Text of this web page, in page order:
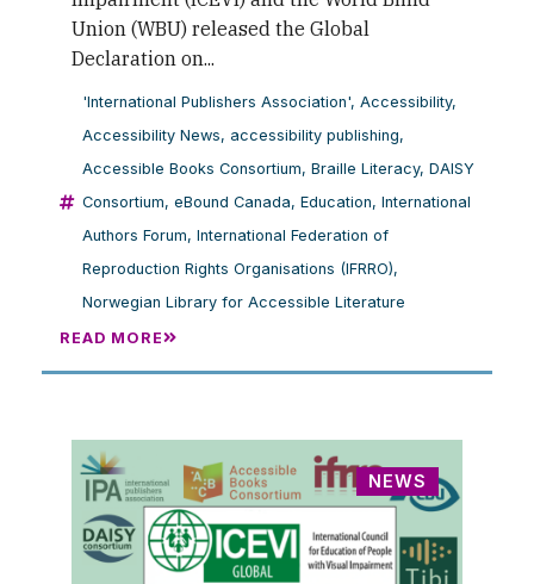
Union (WBU) released the Global
Declaration on...
'International Publishers Association', Accessibility,
Accessibility News, accessibility publishing,
Accessible Books Consortium, Braille Literacy, DAISY
Consortium, eBound Canada, Education, International
Authors Forum, International Federation of
Reproduction Rights Organisations (IFRRO),
Norwegian Library for Accessible Literature
READ MORE
NEWS